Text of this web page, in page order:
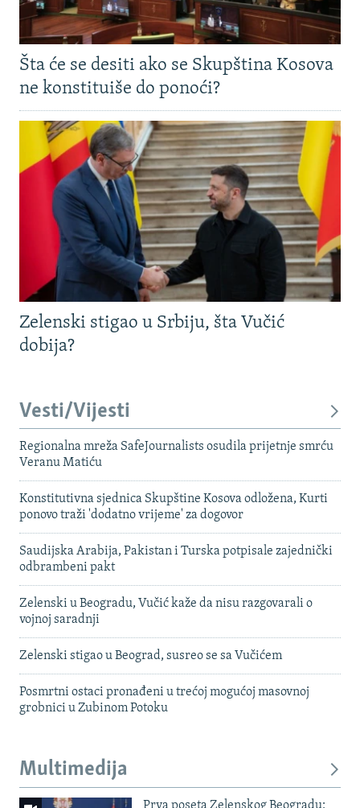
Šta će se desiti ako se Skupština Kosova
ne konstituiše do ponoći?
Zelenski stigao u Srbiju, šta Vučić
dobija?
Vesti/Vijesti
Regionalna mreža SafeJournalists osudila prijetnje smrću
Veranu Matiću
Konstitutivna sjednica Skupštine Kosova odložena, Kurti
ponovo traži 'dodatno vrijeme' za dogovor
Saudijska Arabija, Pakistan i Turska potpisale zajednički
odbrambeni pakt
Zelenski u Beogradu, Vučić kaže da nisu razgovarali o
vojnoj saradnji
Zelenski stigao u Beograd, susreo se sa Vučićem
Posmrtni ostaci pronađeni u trećoj mogućoj masovnoj
grobnici u Zubinom Potoku
Multimedija